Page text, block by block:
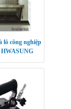
lô công nghiệp
HWASUNG